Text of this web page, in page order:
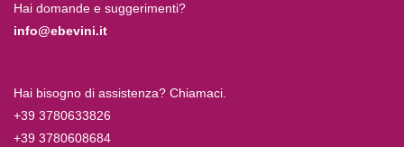
Hai domande e suggerimenti?
info@ebevini.it
Hai bisogno di assistenza? Chiamaci.
+39 3780633826
+39 3780608684